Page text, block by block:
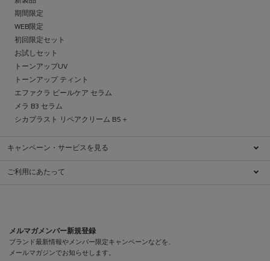
期間限定
WEB限定
初回限定セット
お試しセット
トーンアップUV
トーンアップ ティント
エファクラ ピールケア セラム
メラ B3 セラム
シカプラスト リペアクリーム B5＋
キャンペーン・サービスを見る
キャンペーン一覧
ショッピングガイド
メンバーシッププログラム
ご利用にあたって
プライバシーポリシー
プライバシーポリシー（医療従事者向け）
お問い合わせ
メルマガメンバー新規登録